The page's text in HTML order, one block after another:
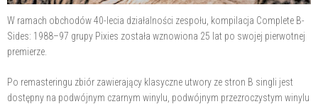
W ramach obchodów 40-lecia działalności zespołu, kompilacja Complete B-
Sides: 1988–97 grupy Pixies została wznowiona 25 lat po swojej pierwotnej
premierze.
Po remasteringu zbiór zawierający klasyczne utwory ze stron B singli jest
dostępny na podwójnym czarnym winylu, podwójnym przezroczystym winylu